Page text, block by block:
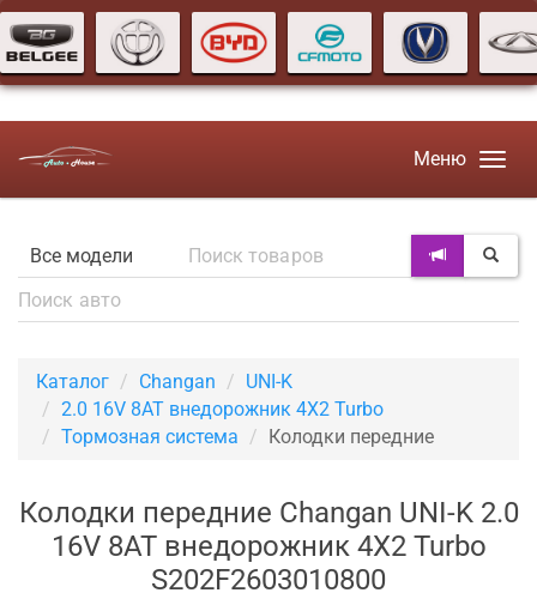
Меню
Каталог Changan
UNI-K
2.0 16V 8AT внедорожник 4X2 Turbo
Тормозная система
Колодки передние
Колодки передние Changan UNI-K 2.0
16V 8AT внедорожник 4X2 Turbo
S202F2603010800